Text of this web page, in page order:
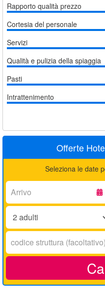
Rapporto qualità prezzo
Cortesia del personale
Servizi
Qualità e pulizia della spiaggia
Pasti
Intrattenimento
Offerte
Seleziona le date
Arrivo:
Adulti:
Codice
struttura: